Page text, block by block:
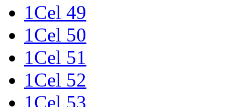
1Cel 49
1Cel 50
1Cel 51
1Cel 52
1Cel 53